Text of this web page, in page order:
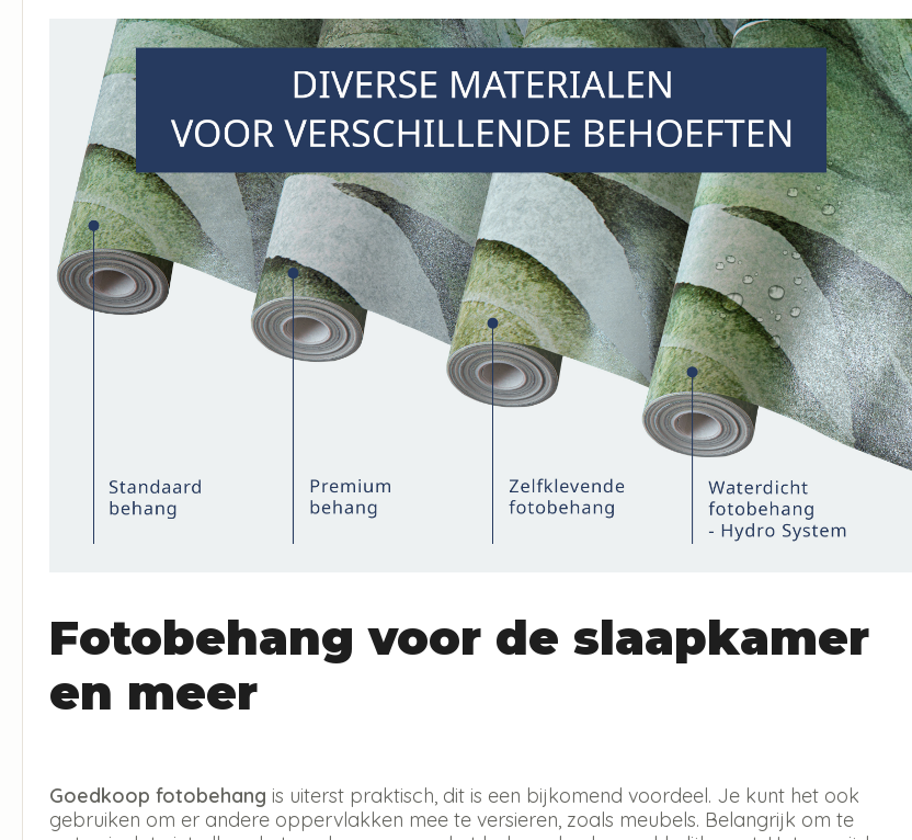
Fotobehang voor de slaapkamer
en meer
Goedkoop fotobehang is uiterst praktisch, dit is een bijkomend voordeel. Je kunt het ook
gebruiken om er andere oppervlakken mee te versieren, zoals meubels. Belangrijk om te